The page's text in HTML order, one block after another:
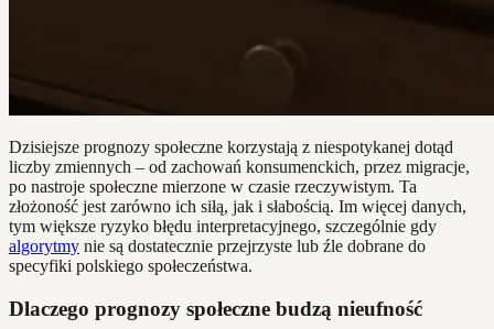
Dzisiejsze prognozy społeczne korzystają z niespotykanej dotąd
liczby zmiennych – od zachowań konsumenckich, przez migracje,
po nastroje społeczne mierzone w czasie rzeczywistym. Ta
złożoność jest zarówno ich siłą, jak i słabością. Im więcej danych,
tym większe ryzyko błędu interpretacyjnego, szczególnie gdy
algorytmy nie są dostatecznie przejrzyste lub źle dobrane do
specyfiki polskiego społeczeństwa.
Dlaczego prognozy społeczne budzą nieufność